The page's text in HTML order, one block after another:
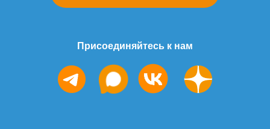
Присоединяйтесь к нам